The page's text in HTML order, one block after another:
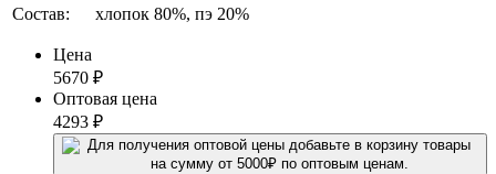
Состав:
хлопок 80%, пэ 20%
Цена
5670 ₽
Оптовая цена
4293 ₽